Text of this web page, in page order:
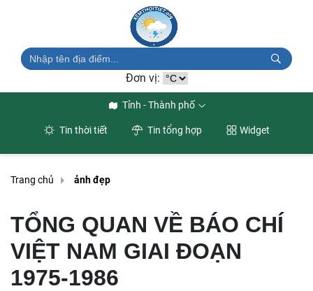
Đơn vị:
Tỉnh - Thành phố
Tin thời tiết Tin tổng hợp Widget
Trang chủ ảnh đẹp
TỔNG QUAN VỀ BÁO CHÍ
VIỆT NAM GIAI ĐOẠN
1975-1986